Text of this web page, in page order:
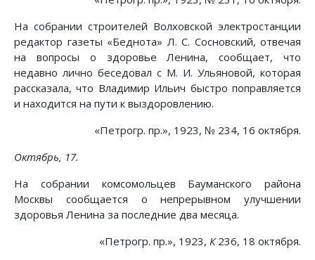
На собрании строителей Волховской электростанции
редактор газеты «Беднота» Л. С. Сосновский, отвечая
на вопросы о здоровье Ленина, сообщает, что
недавно лично беседовал с М. И. Ульяновой, которая
рассказала, что Владимир Ильич быстро поправляется
и находится на пути к выздоровлению.
«Петрогр. пр.», 1923, № 234, 16 октября.
Октябрь, 17.
На собрании комсомольцев Бауманского района
Москвы сообщается о непрерывном улучшении
здоровья Ленина за последние два месяца.
«Петрогр. пр.», 1923, К236, 18 октября.